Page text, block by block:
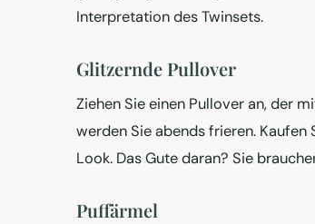
Interpretation des Twinsets.
Glitzernde Pullover
Ziehen Sie einen Pullover an, der
werden Sie abends frieren.
Look. Das Gute daran? Sie
Puffärmel